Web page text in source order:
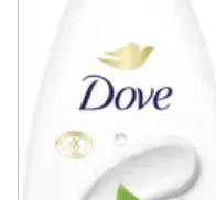
Så här använder du
Pressa ut en generös
i handflatorna.
duschkrämen i huden